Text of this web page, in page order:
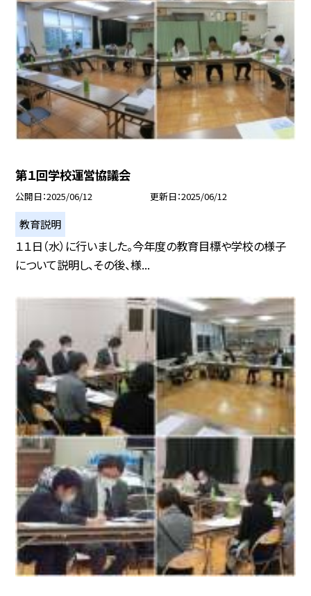
第１回学校運営協議会
公開日 2025/06/12 更新日 2025/06/12
教育説明
１１日（水）に行いました。今年度の教育目標や学校の様子
について説明し、その後、様...